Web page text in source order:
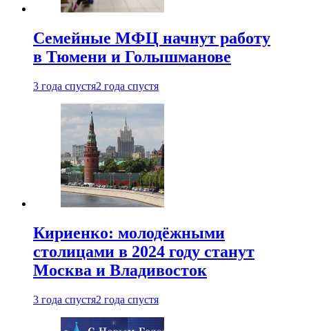
Семейные МФЦ начнут работу
в Тюмени и Голышманове
3 года спустя2 года спустя
Кириенко: молодёжными
столицами в 2024 году станут
Москва и Владивосток
3 года спустя2 года спустя